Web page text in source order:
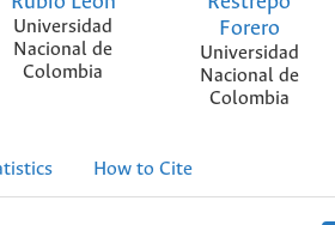
Universidad
Nacional de
Colombia
Forero
Universidad
Nacional de
Colombia
How to Cite